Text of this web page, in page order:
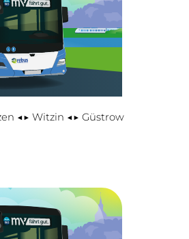
◀▶ Witzin ◀▶ Güstrow